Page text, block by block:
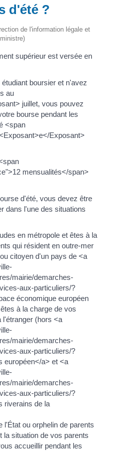
d'été ?
de l'information légale et
supérieur est versée en
boursier et n'avez
au
juillet, vous pouvez
bourse pendant les
<span
Exposant>
mensualités</span>
d'été, vous devez être
dans l'une des situations
en métropole et êtes à la
qui résident en outre-mer
citoyen d'un pays de <a
mairie/demarches-
aux-particuliers/?
économique européen
à la charge de vos
l'étranger (hors <a
mairie/demarches-
aux-particuliers/?
européen</a> et <a
mairie/demarches-
aux-particuliers/?
riverains de la
l'État ou orphelin de parents
la situation de vos parents
accueillir pendant les